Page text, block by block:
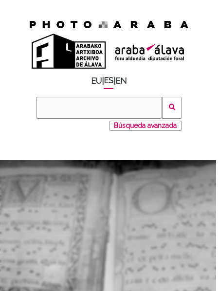
EU ES EN
Búsqueda avanzada